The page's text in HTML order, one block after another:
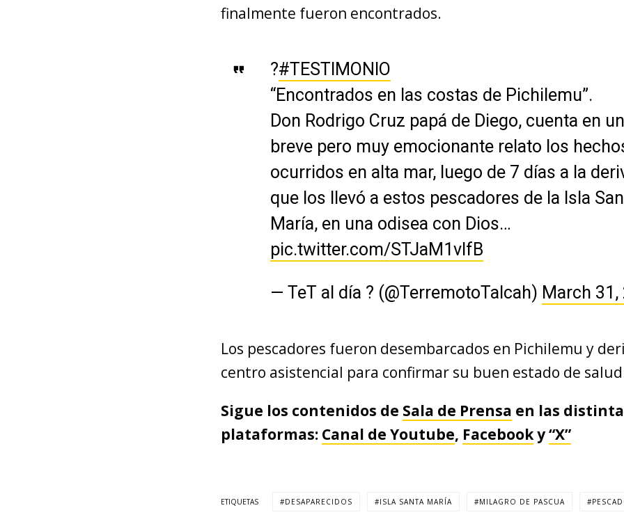
finalmente fueron encontrados.
?#TESTIMONIO
“Encontrados en las costas de Pichilemu”.
Don Rodrigo Cruz papá de Diego, cuenta en un
breve pero muy emocionante relato los
ocurridos en alta mar, luego de 7 días a la
que los llevó a estos pescadores de la Isla
María, en una odisea con Dios…
pic.twitter.com/STJaM1vIfB
— TeT al día ? (@TerremotoTalcah) March 31,
Los pescadores fueron desembarcados en Pichilemu y
centro asistencial para confirmar su buen estado de
Sigue los contenidos de Sala de Prensa en las
plataformas: Canal de Youtube, Facebooky“X”
ETIQUETAS DESAPARECIDOS ISLA SANTA MARÍA MILAGRO DE PASCUA